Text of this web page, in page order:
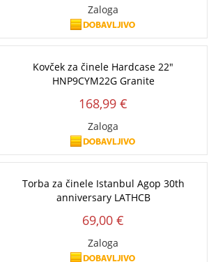
Zaloga
Kovček za činele Hardcase 22"
HNP9CYM22G Granite
168,99 €
Zaloga
Torba za činele Istanbul Agop 30th
anniversary LATHCB
69,00 €
Zaloga